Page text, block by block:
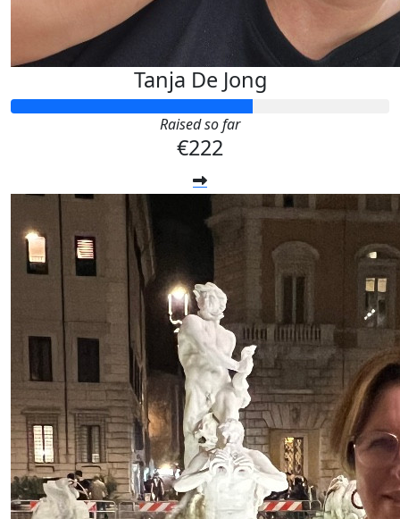
Tanja De Jong
Raised so far
€222